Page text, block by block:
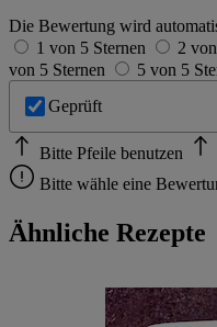
Die Bewertung wird
1 von 5 Sternen
2
von 5 Sternen
5 von 5
Geprüft
Bitte Pfeile benutzen
Bitte wähle eine
Ähnliche Rezepte